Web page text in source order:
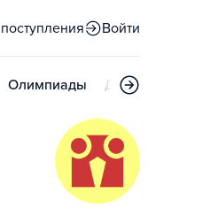
Войти
Олимпиады Дни открытых